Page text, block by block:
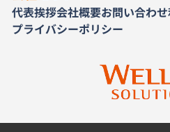
代表挨拶会社概要お問い合わせ
プライバシーポリシー